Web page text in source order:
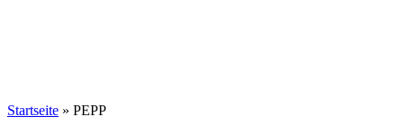
Startseite » PEPP